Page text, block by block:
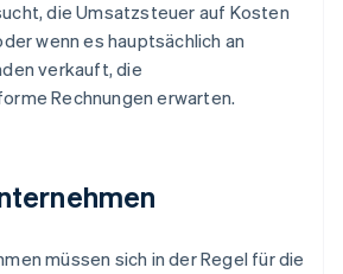
die Umsatzsteuer auf Kosten
wenn es hauptsächlich an
verkauft, die
Rechnungen erwarten.
müssen sich in der Regel für die